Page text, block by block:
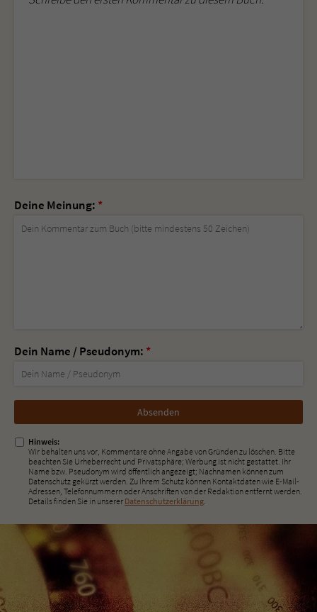
Deine Meinung: *
Dein Name / Pseudonym: *
Nicht
ausfüllen!
Hinweis:
Wir behalten uns vor, Kommentare ohne Angabe von Gründen zu löschen. Bitte
beachten Sie Urheberrecht und Privatsphäre; Werbung ist nicht gestattet. Ihr
Name bzw. Pseudonym wird öffentlich angezeigt; Nachnamen können zum
Datenschutz gekürzt werden. Zu Ihrem Schutz können Kontaktdaten wie E-Mail-
Adressen, Telefonnummern oder Anschriften von der Redaktion entfernt werden.
Details finden Sie in unserer Datenschutzerklärung.